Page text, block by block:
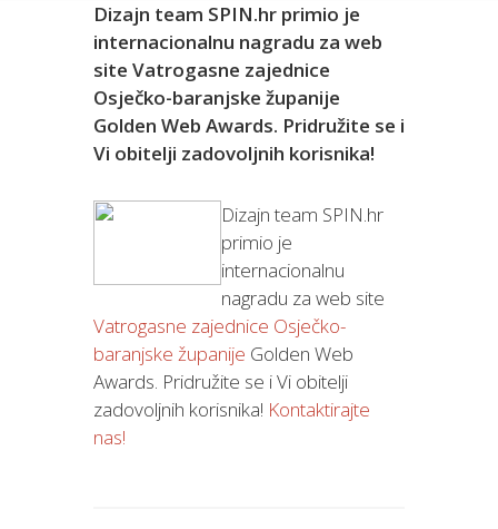
Dizajn team SPIN.hr primio je
internacionalnu nagradu za web
site Vatrogasne zajednice
Osječko-baranjske županije
Golden Web Awards. Pridružite se i
Vi obitelji zadovoljnih korisnika!
Dizajn team SPIN.hr
primio je
internacionalnu
nagradu za web site
Vatrogasne zajednice Osječko-
baranjske županije Golden Web
Awards. Pridružite se i Vi obitelji
zadovoljnih korisnika! Kontaktirajte
nas!